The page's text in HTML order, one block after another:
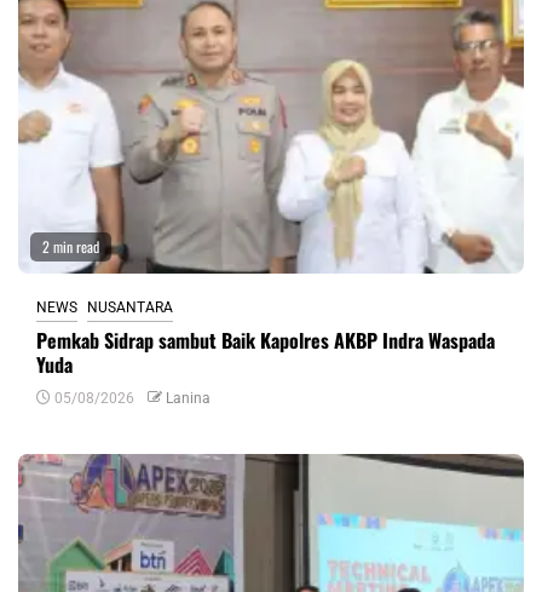
2 min read
NEWS NUSANTARA
Pemkab Sidrap sambut Baik Kapolres AKBP Indra Waspada
Yuda
05/08/2026 Lanina